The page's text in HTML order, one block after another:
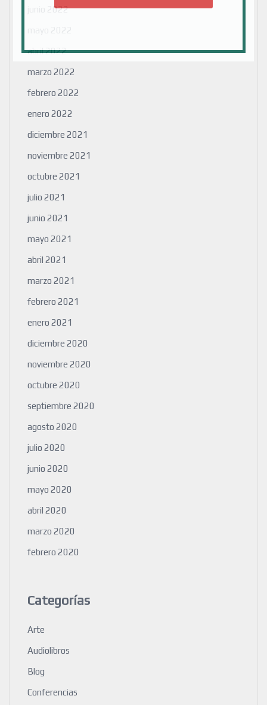
junio 2022
abril 2022
marzo 2022
febrero 2022
enero 2022
diciembre 2021
noviembre 2021
octubre 2021
julio 2021
junio 2021
mayo 2021
abril 2021
marzo 2021
febrero 2021
enero 2021
diciembre 2020
noviembre 2020
octubre 2020
septiembre 2020
agosto 2020
julio 2020
junio 2020
mayo 2020
abril 2020
marzo 2020
febrero 2020
Categorías
Arte
Audiolibros
Blog
Conferencias